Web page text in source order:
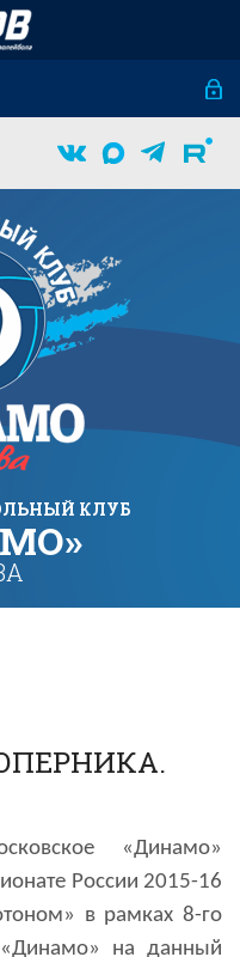
КЛУБ
«Динамо»
России 2015-16
в рамках 8-го
«Динамо» на данный